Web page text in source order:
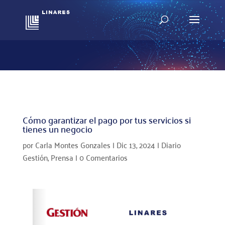
Cómo garantizar el pago por tus servicios si
tienes un negocio
porCarla Montes Gonzales | Dic 13, 2024 | Diario
Gestión,Prensa | 0 Comentarios